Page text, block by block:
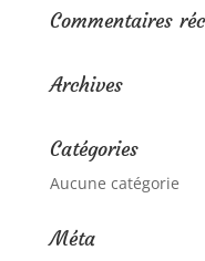
Commentaires
Archives
Catégories
Aucune catégorie
Méta